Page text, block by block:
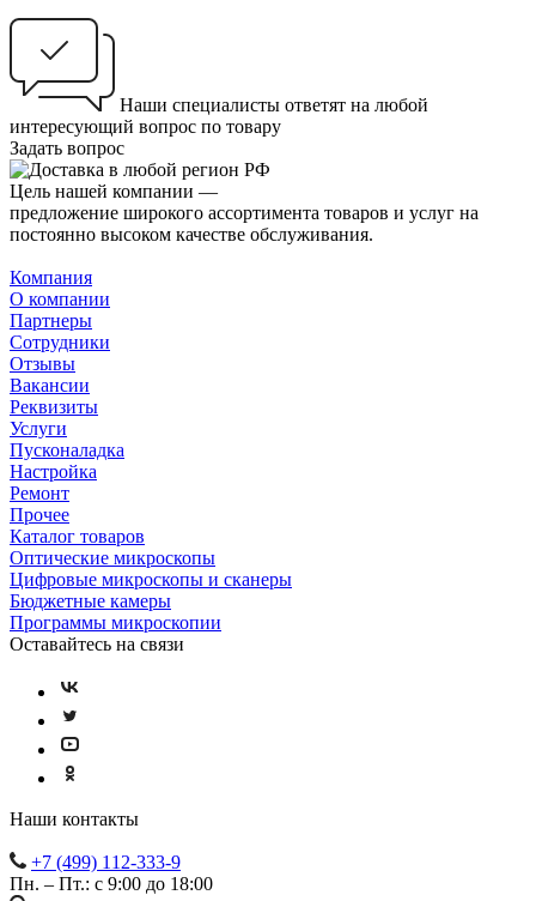
Наши специалисты ответят на любой
интересующий вопрос по товару
Задать вопрос
Цель нашей компании —
предложение широкого ассортимента товаров и услуг на
постоянно высоком качестве обслуживания.
Компания
О компании
Партнеры
Сотрудники
Отзывы
Вакансии
Реквизиты
Услуги
Пусконаладка
Настройка
Ремонт
Прочее
Каталог товаров
Оптические микроскопы
Цифровые микроскопы и сканеры
Бюджетные камеры
Программы микроскопии
Оставайтесь на связи
Наши контакты
+7 (499) 112-333-9
Пн. – Пт.: с 9:00 до 18:00